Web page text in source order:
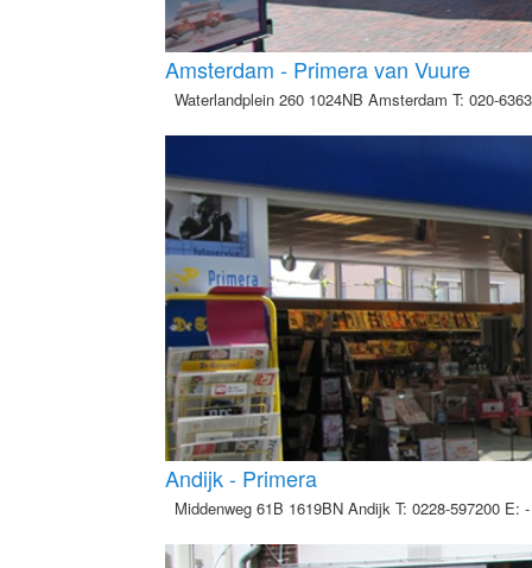
Amsterdam - Primera van Vuure
Waterlandplein 260 1024NB Amsterdam T: 020-
Andijk - Primera
Middenweg 61B 1619BN Andijk T: 0228-597200